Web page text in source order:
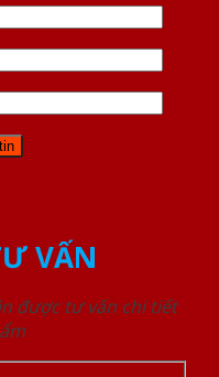
VẤN
được tư vấn chi tiết